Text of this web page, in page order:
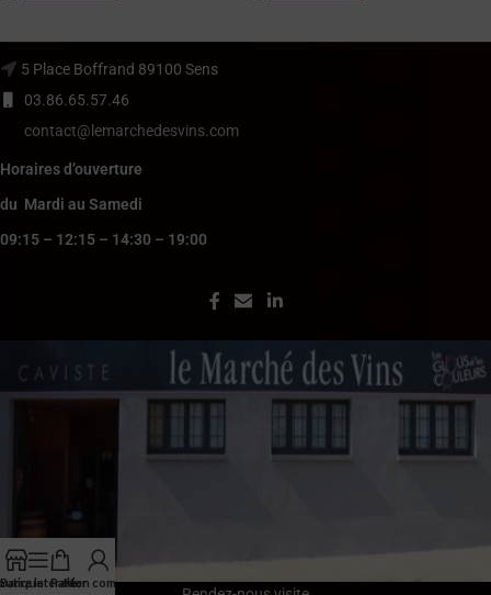
5 Place Boffrand 89100 Sens
03.86.65.57.46
contact@lemarchedesvins.com
Horaires d’ouverture
du Mardi au Samedi
09:15 – 12:15 – 14:30 – 19:00
Barre latérale
Panier
Mon compte